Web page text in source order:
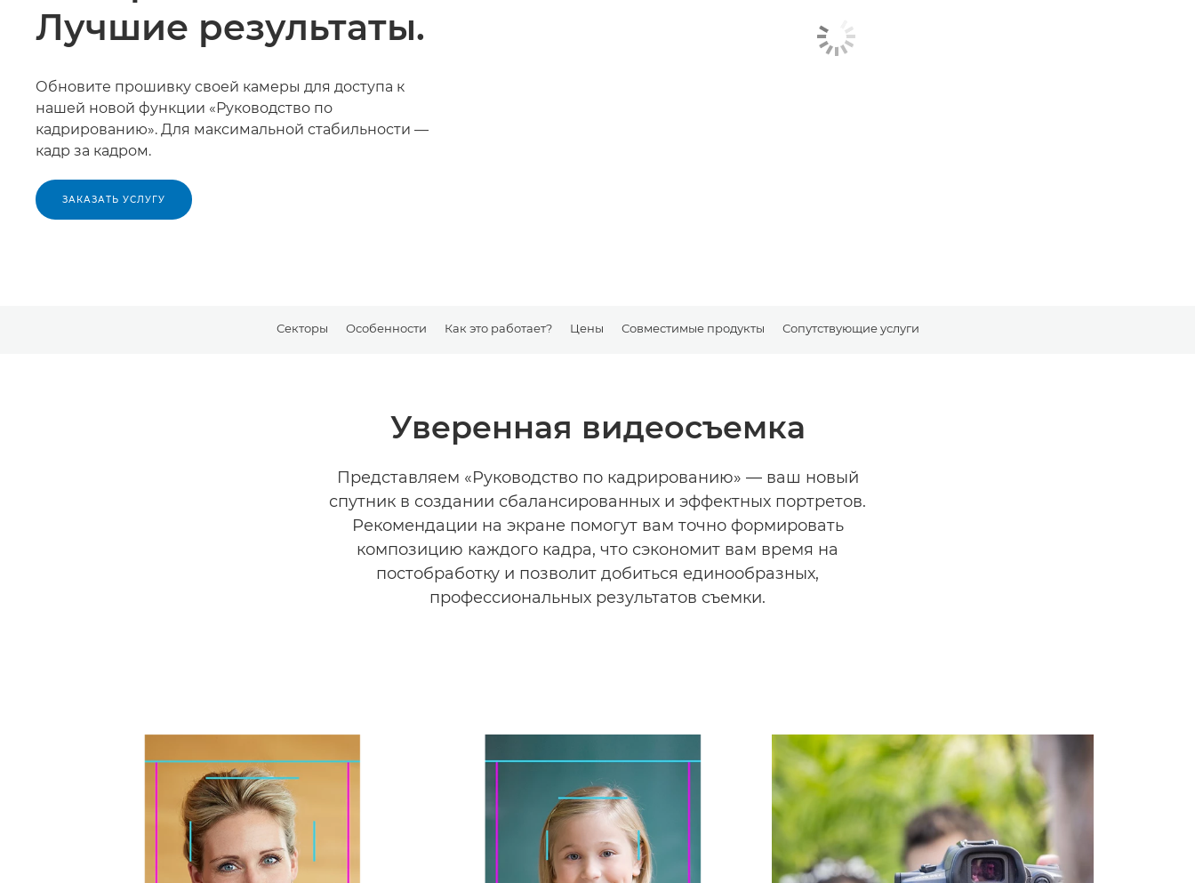
Лучшие результаты.
Обновите прошивку своей камеры для доступа к
нашей новой функции «Руководство по
кадрированию». Для максимальной стабильности —
кадр за кадром.
ЗАКАЗАТЬ УСЛУГУ
Секторы Особенности Как это работает? Цены Совместимые продукты Сопутствующие услуги
Уверенная видеосъемка
Представляем «Руководство по кадрированию» — ваш новый
спутник в создании сбалансированных и эффектных портретов.
Рекомендации на экране помогут вам точно формировать
композицию каждого кадра, что сэкономит вам время на
постобработку и позволит добиться единообразных,
профессиональных результатов съемки.